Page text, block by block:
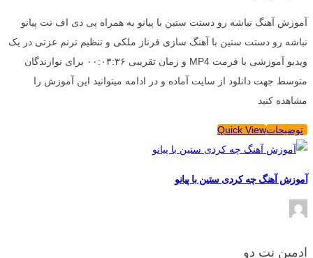
آموزش آهنگ نباشه رو دستت ستین با پیانو به همراه پی دی اف نت پیانو
نباشه رو دستت ستین با آهنگ سازی فرناز ملکی و تنظیم ترنم عزتی در یک
ویدیو آموزشی با فرمت MP4 و زمان تقریبی ۰۰:۰۳:۳۶ برای نوازندگان
متوسط جهت دانلود از سایت آماده و در ادامه میتوانید این آموزش را
مشاهده کنید
توضیحاتQuick View
آموزش آهنگ چه کردی ستین با پیانو
ادمین نت دو